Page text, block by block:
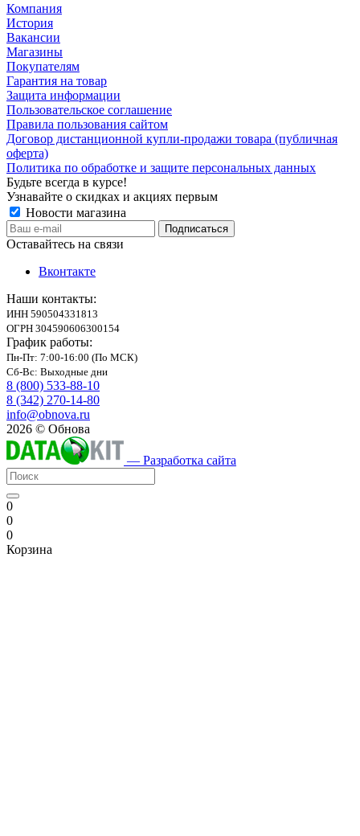
Компания
История
Вакансии
Магазины
Покупателям
Гарантия на товар
Защита информации
Пользовательское соглашение
Правила пользования сайтом
Договор дистанционной купли-продажи товара (публичная
оферта)
Политика по обработке и защите персональных данных
Будьте всегда в курсе!
Узнавайте о скидках и акциях первым
Новости магазина
Оставайтесь на связи
Вконтакте
Наши контакты:
ИНН 590504331813
ОГРН 304590606300154
График работы:
Пн-Пт: 7:00-16:00 (По МСК)
Сб-Вс: Выходные дни
8 (800) 533-88-10
8 (342) 270-14-80
info@obnova.ru
2026 © Обнова
— Разработка сайта
0
0
0
Корзина